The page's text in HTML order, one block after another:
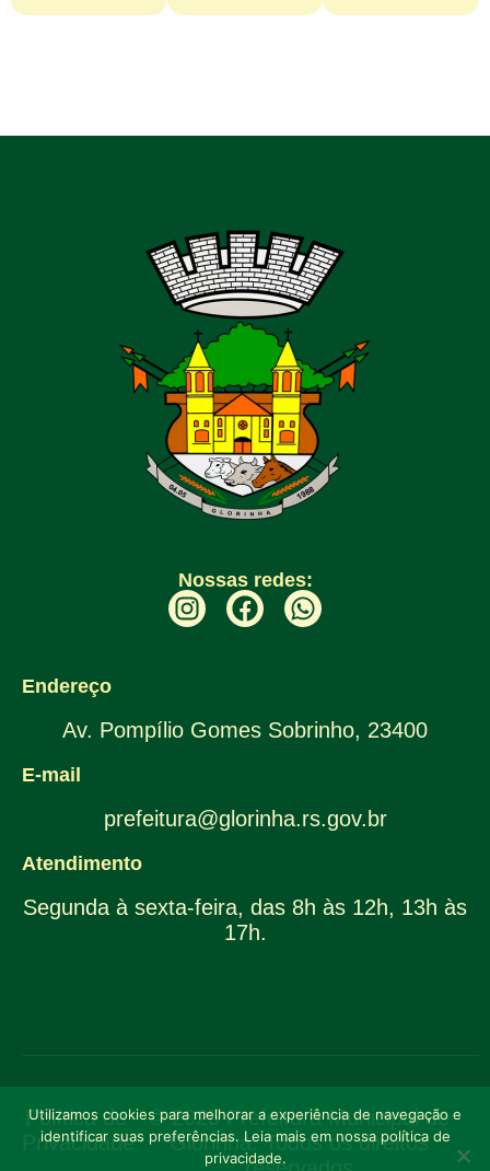
Nossas redes:
Endereço
Av. Pompílio Gomes Sobrinho, 23400
E-mail
prefeitura@glorinha.rs.gov.br
Atendimento
Segunda à sexta-feira, das 8h às 12h, 13h às
17h.
Política de
Privacidade
© 2025 Prefeitura Municipal de
Glorinha. Todos os direitos
Utilizamos cookies para melhorar a experiência de navegação e
identificar suas preferências. Leia mais em nossa política de
privacidade.